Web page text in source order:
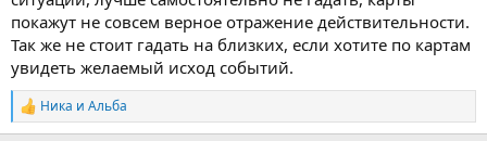
покажут не совсем верное отражение действительности.
Так же не стоит гадать на близких, если хотите по картам
увидеть желаемый исход событий.
Р
е
Ника и Альба